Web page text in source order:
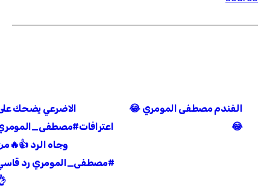
المقالات
الفندم مصطفى المومري 😂
😂
الاضرعي يضحك
وجاه الرد
#مصطفى_المومري رد